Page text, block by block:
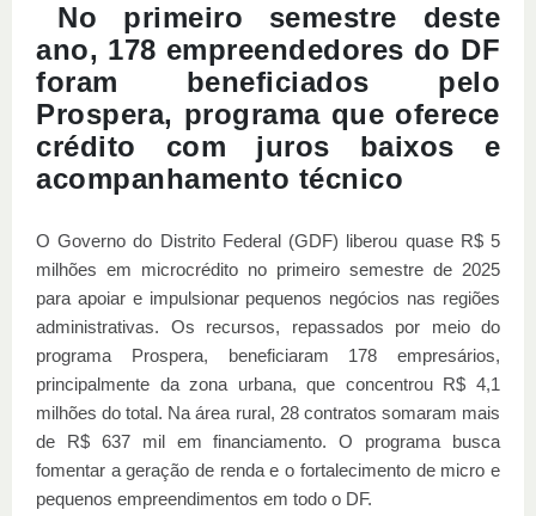
No primeiro semestre deste
ano, 178 empreendedores do DF
foram beneficiados pelo
Prospera, programa que oferece
crédito com juros baixos e
acompanhamento técnico
O Governo do Distrito Federal (GDF) liberou quase R$ 5
milhões em microcrédito no primeiro semestre de 2025
para apoiar e impulsionar pequenos negócios nas regiões
administrativas. Os recursos, repassados por meio do
programa Prospera, beneficiaram 178 empresários,
principalmente da zona urbana, que concentrou R$ 4,1
milhões do total. Na área rural, 28 contratos somaram mais
de R$ 637 mil em financiamento. O programa busca
fomentar a geração de renda e o fortalecimento de micro e
pequenos empreendimentos em todo o DF.